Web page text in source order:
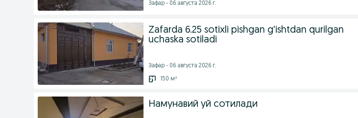
Зафар - 06 августа 2026 г.
Zafarda 6.25 sotixli pishgan g'ishtdan qurilgan
uchaska sotiladi
Зафар - 06 августа 2026 г.
150 м²
Намунавий уй сотилади